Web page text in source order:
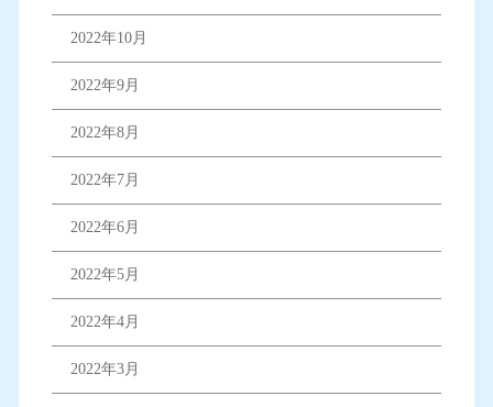
2022年10月
2022年9月
2022年8月
2022年7月
2022年6月
2022年5月
2022年4月
2022年3月